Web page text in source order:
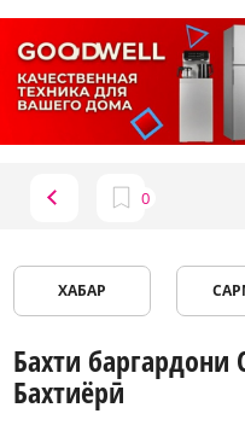
ХАБАР
Бахти баргардони
Бахтиёрӣ